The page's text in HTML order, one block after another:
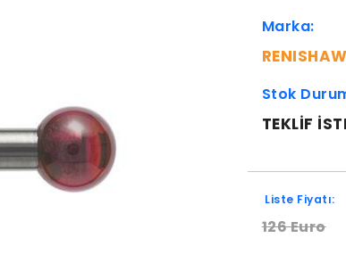
Marka:
RENISHAW
Stok
TEKLIF
Liste Fiyatı:
126 Euro